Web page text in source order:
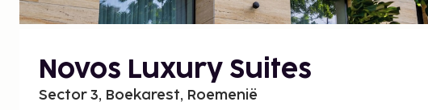
Novos Luxury Suites
Sector 3, Boekarest, Roemenië